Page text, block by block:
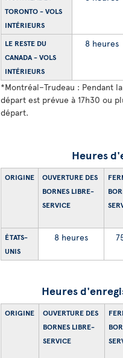
TORONTO - VOLS
INTÉRIEURS
LE RESTE DU
CANADA - VOLS
INTÉRIEURS
8 heures
*Montréal–Trudeau : Pendant
départ est prévue à 17h30 ou
départ.
Heures
ORIGINE
OUVERTURE DES
BORNES LIBRE-
SERVICE
ÉTATS-
UNIS
8 heures
Heures
ORIGINE
OUVERTURE DES
BORNES LIBRE-
SERVICE